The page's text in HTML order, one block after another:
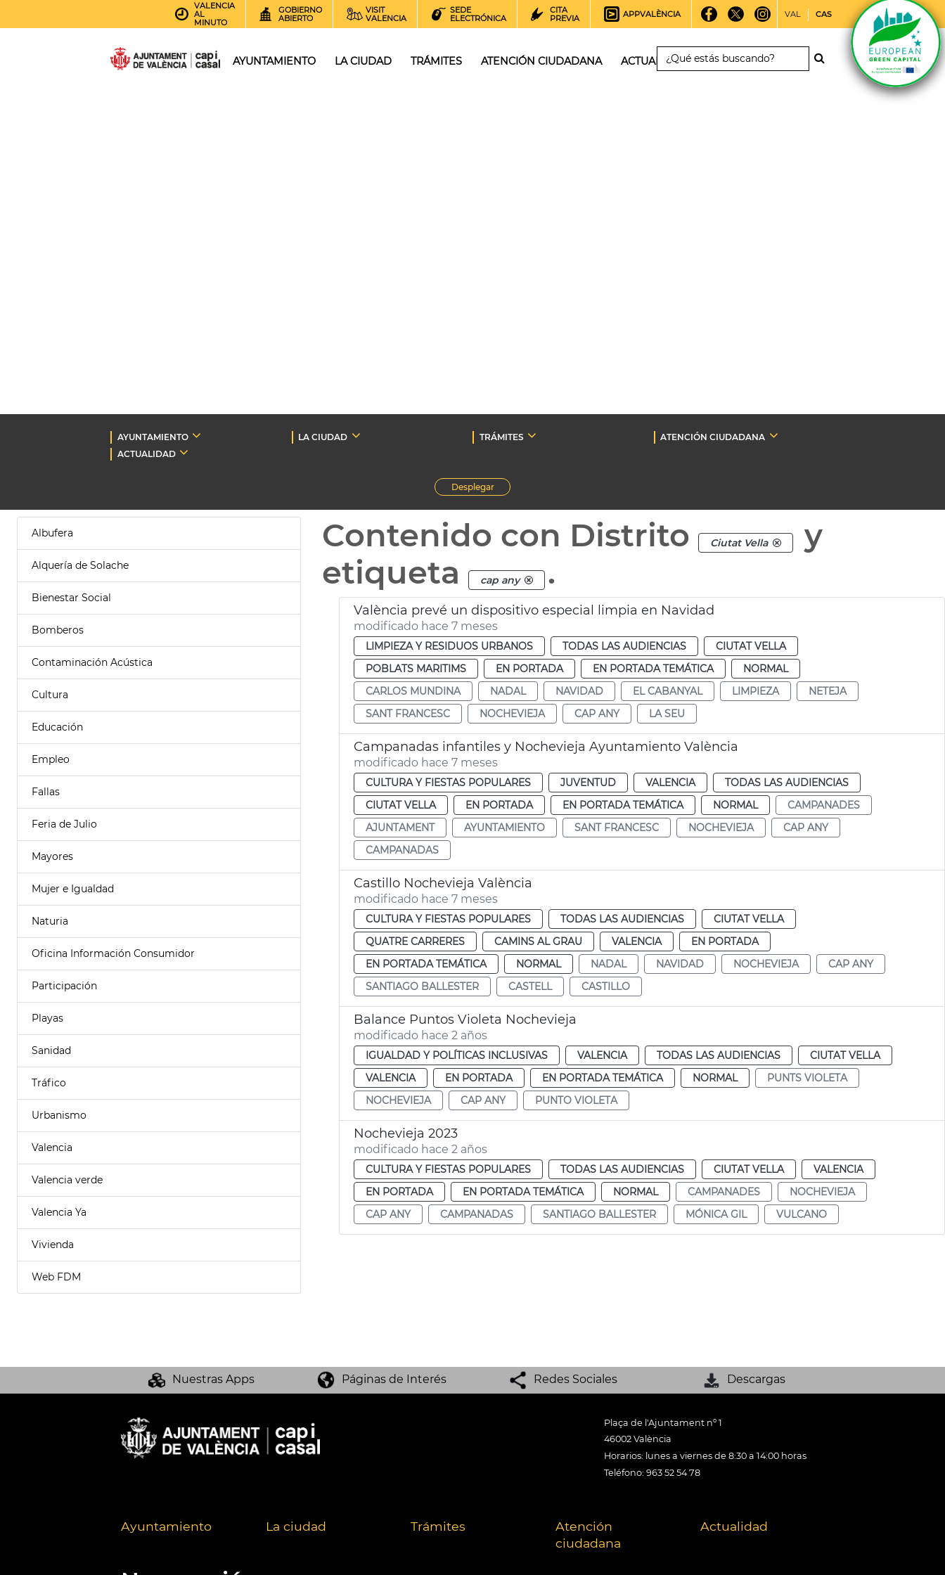
VALENCIA
AL
MINUTO
GOBIERNO
ABIERTO
VISIT
VALENCIA
SEDE
ELECTRÓNICA
CITA
PREVIA
APPVALÈNCIA VAL CAS
AYUNTAMIENTO LA CIUDAD TRÁMITES ATENCIÓN CIUDADANA ACTUALIDAD
AYUNTAMIENTO LA CIUDAD TRÁMITES
ATENCIÓN CIUDADANA
ACTUALIDAD
Desplegar
Albufera
Alquería de Solache
Bienestar Social
Bomberos
Contaminación Acústica
Cultura
Educación
Empleo
Fallas
Feria de Julio
Mayores
Mujer e Igualdad
Naturia
Oficina Información Consumidor
Participación
Playas
Sanidad
Tráfico
Urbanismo
Valencia
Valencia verde
Valencia Ya
Vivienda
Web FDM
Contenido con Distrito Ciutat Vella
y
etiqueta
cap any .
València prevé un dispositivo especial limpia en Navidad
modificado hace 7 meses
LIMPIEZA Y RESIDUOS URBANOS TODAS LAS AUDIENCIAS
CIUTAT VELLA
POBLATS MARITIMS
EN PORTADA EN PORTADA TEMÁTICA
NORMAL
CARLOS MUNDINA
NADAL NAVIDAD EL CABANYAL LIMPIEZA
NETEJA
SANT FRANCESC
NOCHEVIEJA CAP ANY LA SEU
Campanadas infantiles y Nochevieja Ayuntamiento València
modificado hace 7 meses
CULTURA Y FIESTAS POPULARES JUVENTUD VALENCIA
TODAS LAS AUDIENCIAS
CIUTAT VELLA
EN PORTADA EN PORTADA TEMÁTICA NORMAL
CAMPANADES
AJUNTAMENT
AYUNTAMIENTO SANT FRANCESC NOCHEVIEJA
CAP ANY
CAMPANADAS
Castillo Nochevieja València
modificado hace 7 meses
CULTURA Y FIESTAS POPULARES TODAS LAS AUDIENCIAS
CIUTAT VELLA
QUATRE CARRERES
CAMINS AL GRAU VALENCIA
EN PORTADA
EN PORTADA TEMÁTICA
NORMAL NADAL NAVIDAD NOCHEVIEJA
CAP ANY
SANTIAGO BALLESTER
CASTELL CASTILLO
Balance Puntos Violeta Nochevieja
modificado hace 2 años
IGUALDAD Y POLÍTICAS INCLUSIVAS VALENCIA TODAS LAS AUDIENCIAS
CIUTAT VELLA
VALENCIA
EN PORTADA EN PORTADA TEMÁTICA NORMAL
PUNTS VIOLETA
NOCHEVIEJA
CAP ANY PUNTO VIOLETA
Nochevieja 2023
modificado hace 2 años
CULTURA Y FIESTAS POPULARES TODAS LAS AUDIENCIAS CIUTAT VELLA
VALENCIA
EN PORTADA
EN PORTADA TEMÁTICA NORMAL CAMPANADES
NOCHEVIEJA
CAP ANY
CAMPANADAS SANTIAGO BALLESTER MÓNICA GIL VULCANO
Nuestras Apps Páginas de Interés Redes Sociales Descargas
Plaça de l'Ajuntament nº 1
46002 València
Horarios: lunes a viernes de 8:30 a 14:00 horas
Teléfono: 963 52 54 78
Ayuntamiento La ciudad Trámites
Atención
ciudadana
Actualidad